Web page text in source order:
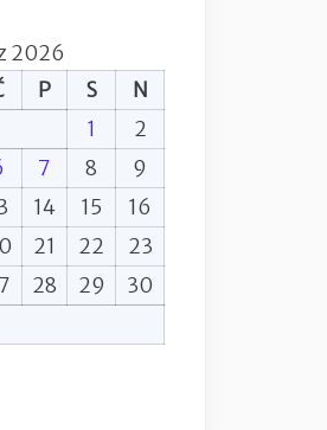
2026
P S
N
1
2
7 8
9
14 15
16
21 22
23
28 29
30